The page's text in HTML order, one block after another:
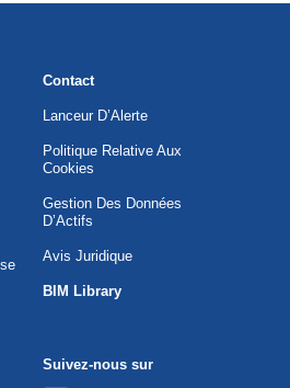
Contact
Lanceur D’Alerte
Politique Relative Aux
Cookies
Gestion Des Données
D’Actifs
Avis Juridique
BIM Library
Suivez-nous sur